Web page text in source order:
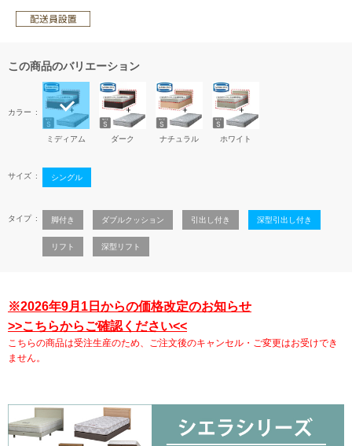
この商品のバリエーション
カラー
ミディアム ダーク ナチュラル ホワイト
サイズ シングル
タイプ 脚付き ダブルクッション 引出し付き 深型引出し付き
リフト 深型リフト
※2026年9月1日からの価格改定のお知らせ
>>こちらからご確認ください<<
こちらの商品は受注生産のため、ご注文後のキャンセル・ご変更はお受けでき
ません。